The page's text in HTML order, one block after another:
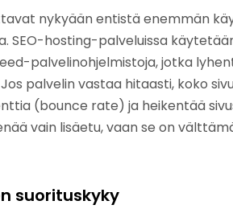
nykyään entistä enemmän
SEO-hosting-palveluissa
palvelinohjelmistoja, jotka
palvelin vastaa hitaasti, koko
(bounce rate) ja heikentää
vain lisäetu, vaan se on
suorituskyky